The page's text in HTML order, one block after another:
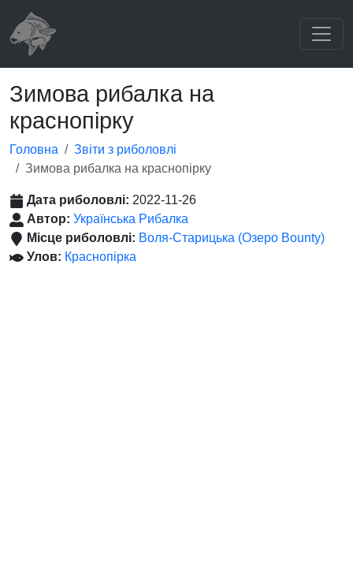
Зимова рибалка на
краснопірку
Головна
Звіти з риболовлі
Зимова рибалка на краснопірку
Дата риболовлі: 2022-11-26
Автор: Українська Рибалка
Місце риболовлі: Воля-Старицька (Озеро Bounty)
Улов: Краснопірка